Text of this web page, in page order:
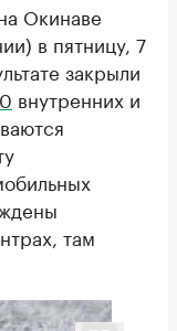
Окинаве
в пятницу, 7
закрыли
внутренних и
там